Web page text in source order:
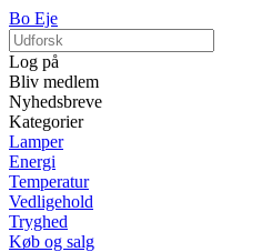
Bo Eje
Log på
Bliv medlem
Nyhedsbreve
Kategorier
Lamper
Energi
Temperatur
Vedligehold
Tryghed
Køb og salg